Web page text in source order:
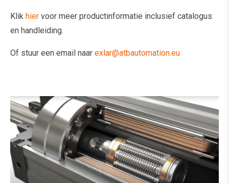
Klik hier voor meer productinformatie inclusief catalogus
en handleiding.
Of stuur een email naar exlar@atbautomation.eu